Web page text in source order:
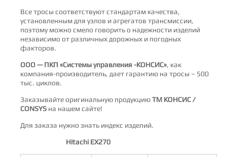
Все тросы соответствуют стандартам качества,
установленным для узлов и агрегатов трансмиссии,
поэтому можно смело говорить о надежности изделий
независимо от различных дорожных и погодных
факторов.
ООО — ПКП «Системы управления -КОНСИС», как
компания-производитель, дает гарантию на тросы – 500
тыс. циклов.
Заказывайте оригинальную продукциюТМ КОНСИС /
СONSYS на нашем сайте!
Для заказа нужно знать индекс изделий.
Hitachi EX270